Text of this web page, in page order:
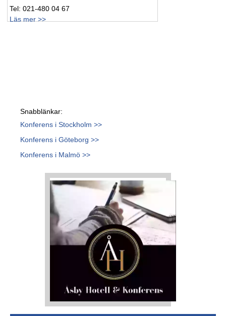
Tel: 021-480 04 67
Läs mer >>
Snabblänkar:
Konferens i Stockholm >>
Konferens i Göteborg >>
Konferens i Malmö >>